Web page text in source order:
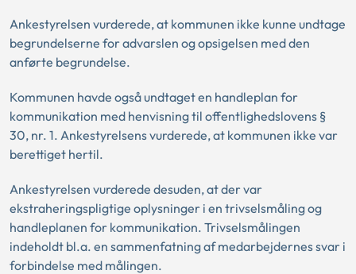
Ankestyrelsen vurderede, at kommunen ikke kunne undtage
begrundelserne for advarslen og opsigelsen med den
anførte begrundelse.
Kommunen havde også undtaget en handleplan for
kommunikation med henvisning til offentlighedslovens §
30, nr. 1. Ankestyrelsens vurderede, at kommunen ikke var
berettiget hertil.
Ankestyrelsen vurderede desuden, at der var
ekstraheringspligtige oplysninger i en trivselsmåling og
handleplanen for kommunikation. Trivselsmålingen
indeholdt bl.a. en sammenfatning af medarbejdernes svar i
forbindelse med målingen.